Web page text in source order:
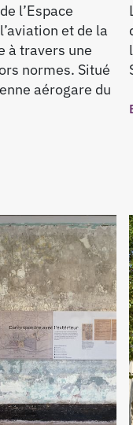
l’Espace
et de la
à travers une
normes. Situé
aérogare du